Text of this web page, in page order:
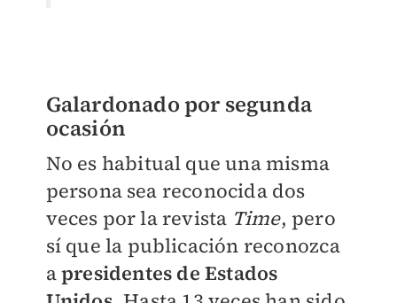
Galardonado por segunda
ocasión
No es habitual que una misma
persona sea reconocida dos
veces por la revista Time, pero
sí que la publicación reconozca
apresidentes de Estados